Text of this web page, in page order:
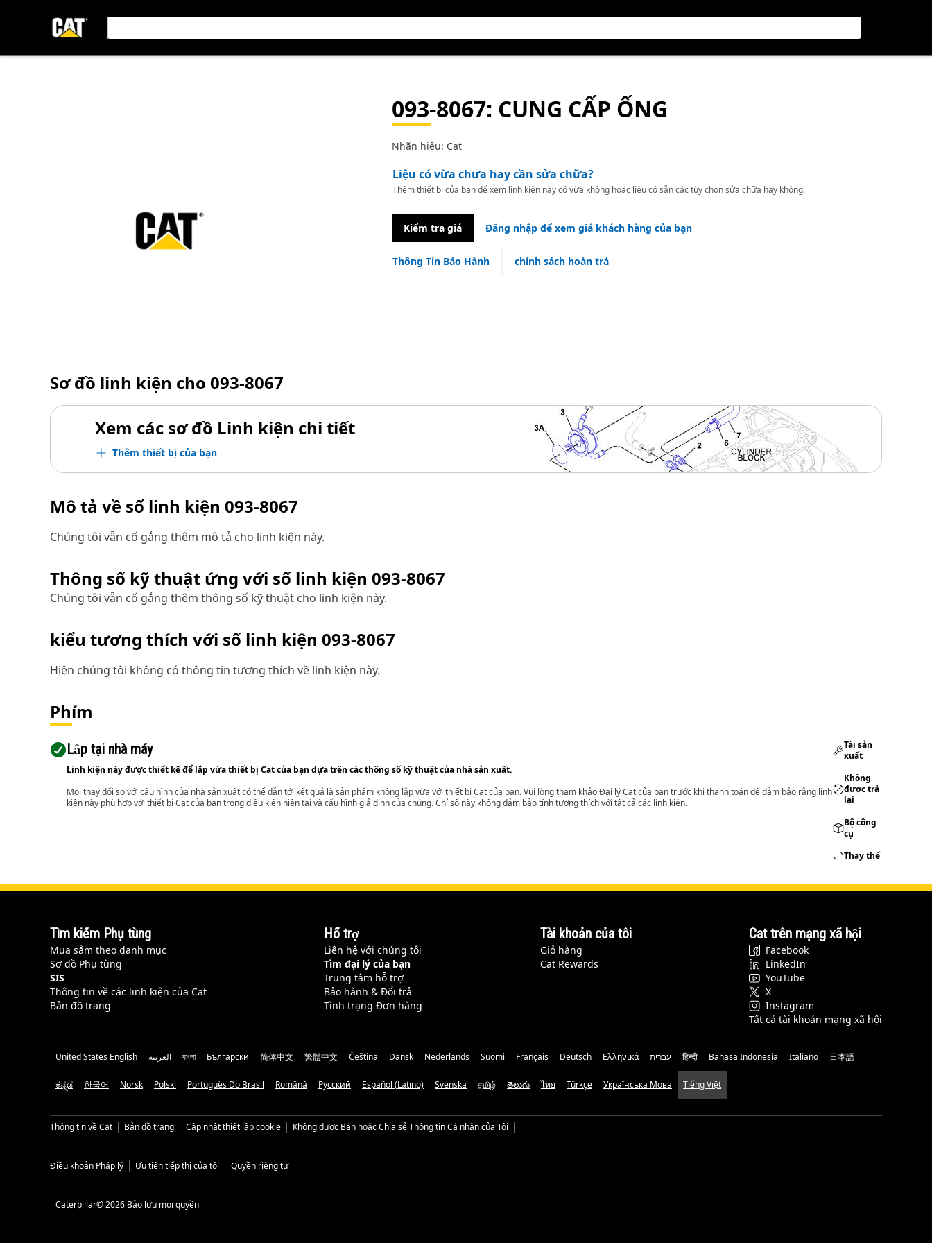
093-8067: CUNG CẤP ỐNG
Nhãn hiệu: Cat
Liệu có vừa chưa hay cần sửa chữa?
Thêm thiết bị của bạn để xem linh kiện này có vừa không hoặc liệu có sẵn các tùy chọn sửa chữa hay không.
Kiểm tra giá Đăng nhập để xem giá khách hàng của bạn
Thông Tin Bảo Hành chính sách hoàn trả
Sơ đồ linh kiện cho 093-8067
Xem các sơ đồ Linh kiện chi tiết
Thêm thiết bị của bạn
Mô tả về số linh kiện 093-8067
Chúng tôi vẫn cố gắng thêm mô tả cho linh kiện này.
Thông số kỹ thuật ứng với số linh kiện 093-8067
Chúng tôi vẫn cố gắng thêm thông số kỹ thuật cho linh kiện này.
kiểu tương thích với số linh kiện 093-8067
Hiện chúng tôi không có thông tin tương thích về linh kiện này.
Phím
Lắp tại nhà máy
Linh kiện này được thiết kế để lắp vừa thiết bị Cat của bạn dựa trên các thông số kỹ thuật của nhà sản xuất.
Mọi thay đổi so với cấu hình của nhà sản xuất có thể dẫn tới kết quả là sản phẩm không lắp vừa với thiết bị Cat của bạn. Vui lòng tham khảo Đại lý Cat của bạn trước khi thanh toán để đảm bảo rằng linh
kiện này phù hợp với thiết bị Cat của bạn trong điều kiện hiện tại và cấu hình giả định của chúng. Chỉ số này không đảm bảo tính tương thích với tất cả các linh kiện.
Tái sản
xuất
Không
được trả
lại
Bộ công
cụ
Thay thế
Tìm kiếm Phụ tùng
Mua sắm theo danh mục
Sơ đồ Phụ tùng
SIS
Thông tin về các linh kiện của Cat
Bản đồ trang
Hỗ trợ
Liên hệ với chúng tôi
Tìm đại lý của bạn
Trung tâm hỗ trợ
Bảo hành & Đổi trả
Tình trạng Đơn hàng
Tài khoản của tôi
Giỏ hàng
Cat Rewards
Cat trên mạng xã hội
Facebook
LinkedIn
YouTube
X
Instagram
Tất cả tài khoản mạng xã hội
United States English العربية বাংলা Български 简体中文 繁體中文 Čeština Dansk Nederlands Suomi Français Deutsch Ελληνικά עברית हिन्दी Bahasa Indonesia Italiano 日本語
ಕನ್ನಡ 한국어 Norsk Polski Português Do Brasil Română Русский Español (Latino) Svenska தமிழ் తెలుగు ไทย Türkçe Українська Мова Tiếng Việt
Thông tin về Cat Bản đồ trang Cập nhật thiết lập cookie Không được Bán hoặc Chia sẻ Thông tin Cá nhân của Tôi
Điều khoản Pháp lý Ưu tiên tiếp thị của tôi Quyền riêng tư
Caterpillar© 2026 Bảo lưu mọi quyền